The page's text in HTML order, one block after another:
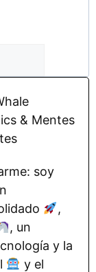
& Mentes
soy
,
, un
y la
y el